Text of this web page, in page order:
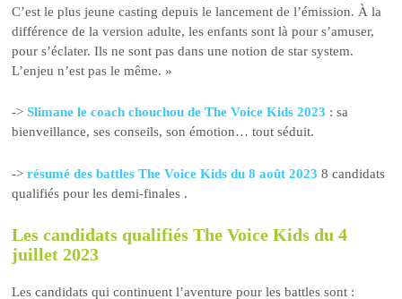
C’est le plus jeune casting depuis le lancement de l’émission. À la
différence de la version adulte, les enfants sont là pour s’amuser,
pour s’éclater. Ils ne sont pas dans une notion de star system.
L’enjeu n’est pas le même. »
->Slimane le coach chouchou de The Voice Kids 2023 : sa
bienveillance, ses conseils, son émotion… tout séduit.
->résumé des battles The Voice Kids du 8 août 2023 8 candidats
qualifiés pour les demi-finales .
Les candidats qualifiés The Voice Kids du 4
juillet 2023
Les candidats qui continuent l’aventure pour les battles sont :